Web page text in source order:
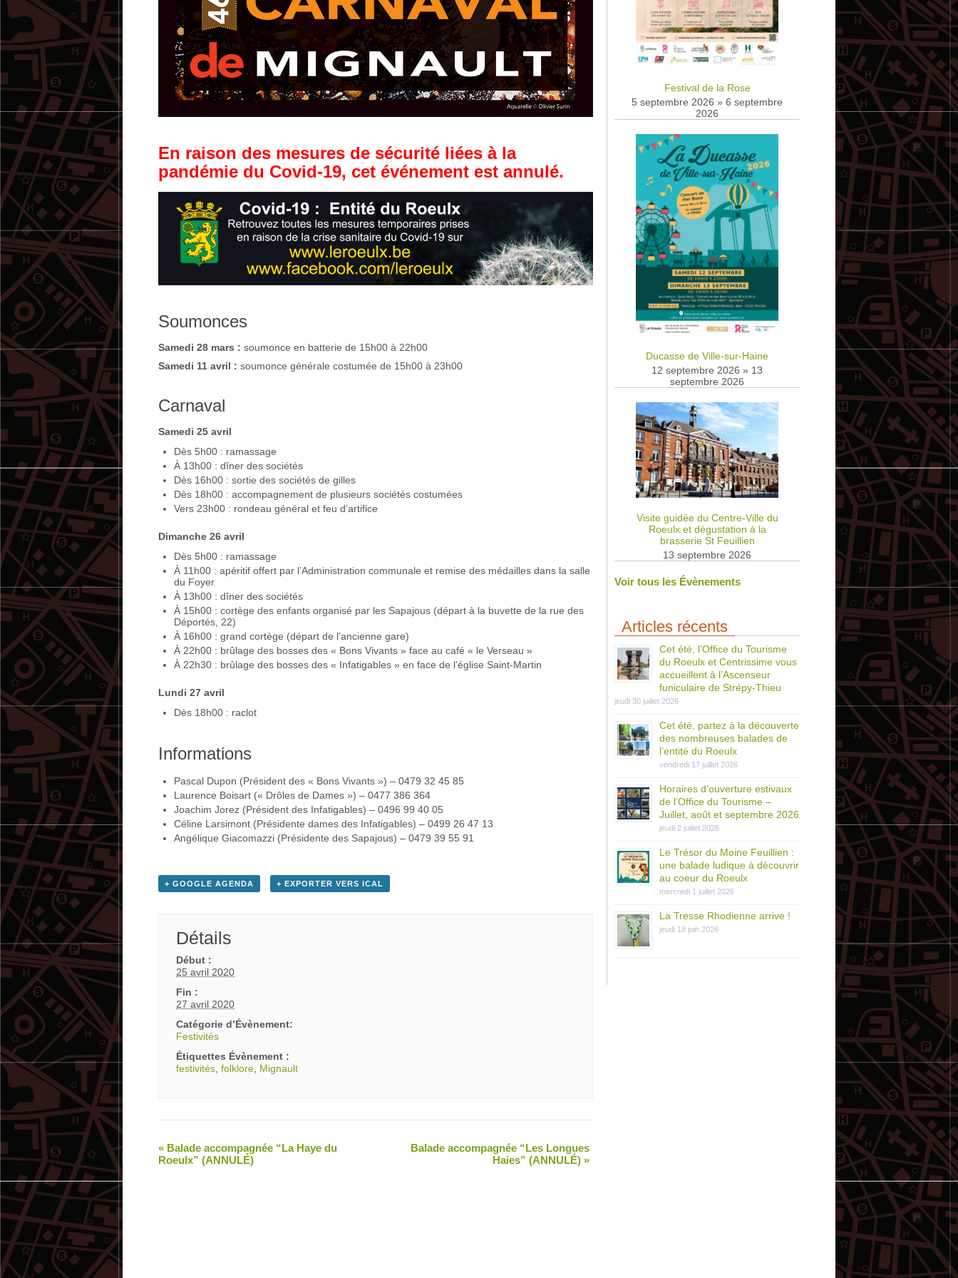
En raison des mesures de sécurité liées à la
pandémie du Covid-19, cet événement est annulé.
Soumonces
Samedi 28 mars : soumonce en batterie de 15h00 à 22h00
Samedi 11 avril : soumonce générale costumée de 15h00 à 23h00
Carnaval
Samedi 25 avril
Dès 5h00 : ramassage
À 13h00 : dîner des sociétés
Dès 16h00 : sortie des sociétés de gilles
Dès 18h00 : accompagnement de plusieurs sociétés costumées
Vers 23h00 : rondeau général et feu d’artifice
Dimanche 26 avril
Dès 5h00 : ramassage
À 11h00 : apéritif offert par l’Administration communale et remise des médailles dans la salle
du Foyer
À 13h00 : dîner des sociétés
À 15h00 : cortège des enfants organisé par les Sapajous (départ à la buvette de la rue des
Déportés, 22)
À 16h00 : grand cortège (départ de l’ancienne gare)
À 22h00 : brûlage des bosses des « Bons Vivants » face au café « le Verseau »
À 22h30 : brûlage des bosses des « Infatigables » en face de l’église Saint-Martin
Lundi 27 avril
Dès 18h00 : raclot
Informations
Pascal Dupon (Président des « Bons Vivants ») – 0479 32 45 85
Laurence Boisart (« Drôles de Dames ») – 0477 386 364
Joachim Jorez (Président des Infatigables) – 0496 99 40 05
Céline Larsimont (Présidente dames des Infatigables) – 0499 26 47 13
Angélique Giacomazzi (Présidente des Sapajous) – 0479 39 55 91
+ GOOGLE AGENDA + EXPORTER VERS ICAL
Détails
Début :
25 avril 2020
Fin :
27 avril 2020
Catégorie d’Évènement:
Festivités
Étiquettes Évènement :
festivités ,folklore Mignault
« Balade accompagnée “La Haye du
Roeulx” (ANNULÉ)
Balade accompagnée “Les Longues
Haies” (ANNULÉ) »
Festival de la Rose
5 septembre 2026 » 6 septembre
2026
Ducasse de Ville-sur-Haine
12 septembre 2026 » 13
septembre 2026
Visite guidée du Centre-Ville du
Roeulx et dégustation à la
brasserie St Feuillien
13 septembre 2026
Voir tous les Évènements
Articles récents
Cet été, l’Office du Tourisme
du Roeulx et Centrissime vous
accueillent à l’Ascenseur
funiculaire de Strépy-Thieu
jeudi 30 juillet 2026
Cet été, partez à la découverte
des nombreuses balades de
l’entité du Roeulx
vendredi 17 juillet 2026
Horaires d’ouverture estivaux
de l’Office du Tourisme –
Juillet, août et septembre 2026
jeudi 2 juillet 2026
Le Trésor du Moine Feuillien :
une balade ludique à découvrir
au coeur du Roeulx
mercredi 1 juillet 2026
La Tresse Rhodienne arrive !
jeudi 18 juin 2026